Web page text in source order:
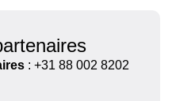
: +31 88 002 8202